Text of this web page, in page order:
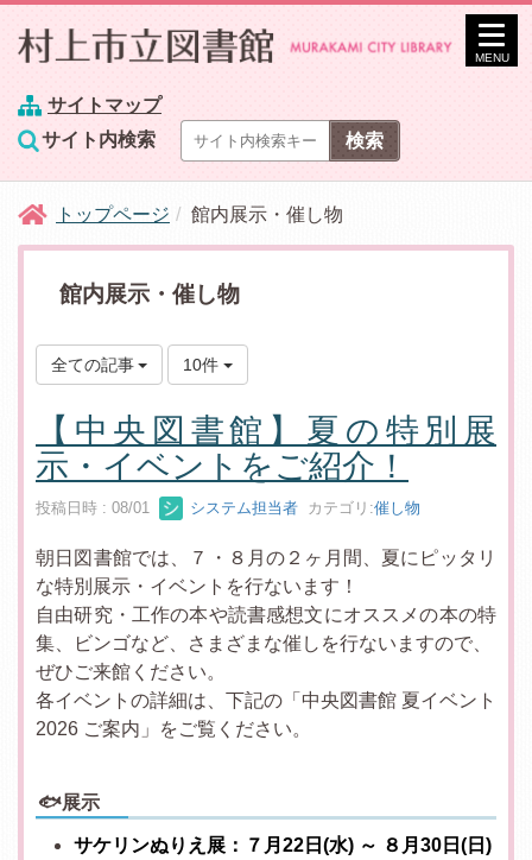
サイトマップ
サイト内検索
MENU
トップページ 館内展示・催し物
館内展示・催し物
全ての記事 10件
【中央図書館】夏の特別展
示・イベントをご紹介！
投稿日時 : 08/01 システム担当者 カテゴリ:催し物
朝日図書館では、７・８月の２ヶ月間、夏にピッタリ
な特別展示・イベントを行ないます！
自由研究・工作の本や読書感想文にオススメの本の特
集、ビンゴなど、さまざまな催しを行ないますので、
ぜひご来館ください。
各イベントの詳細は、下記の「中央図書館 夏イベント
2026 ご案内」をご覧ください。
🐟展示
サケリンぬりえ展：７月22日(水) ～ ８月30日(日)